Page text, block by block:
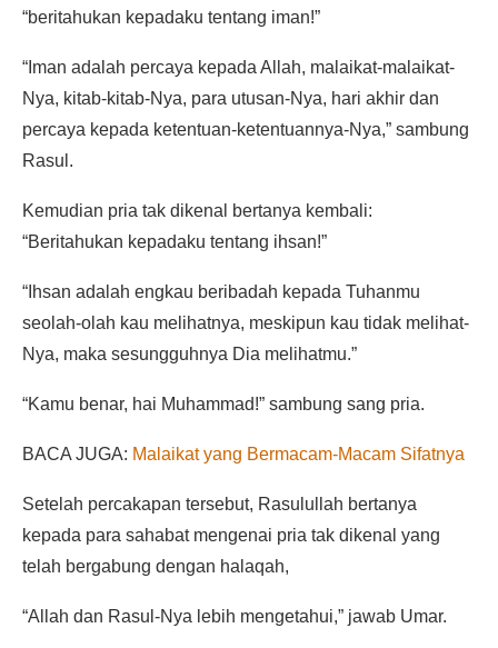
“beritahukan kepadaku tentang iman!”
“Iman adalah percaya kepada Allah, malaikat-malaikat-
Nya, kitab-kitab-Nya, para utusan-Nya, hari akhir dan
percaya kepada ketentuan-ketentuannya-Nya,” sambung
Rasul.
Kemudian pria tak dikenal bertanya kembali:
“Beritahukan kepadaku tentang ihsan!”
“Ihsan adalah engkau beribadah kepada Tuhanmu
seolah-olah kau melihatnya, meskipun kau tidak melihat-
Nya, maka sesungguhnya Dia melihatmu.”
“Kamu benar, hai Muhammad!” sambung sang pria.
BACA JUGA: Malaikat yang Bermacam-Macam Sifatnya
Setelah percakapan tersebut, Rasulullah bertanya
kepada para sahabat mengenai pria tak dikenal yang
telah bergabung dengan halaqah,
“Allah dan Rasul-Nya lebih mengetahui,” jawab Umar.